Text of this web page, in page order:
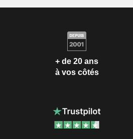
+ de 20 ans
à vos côtés